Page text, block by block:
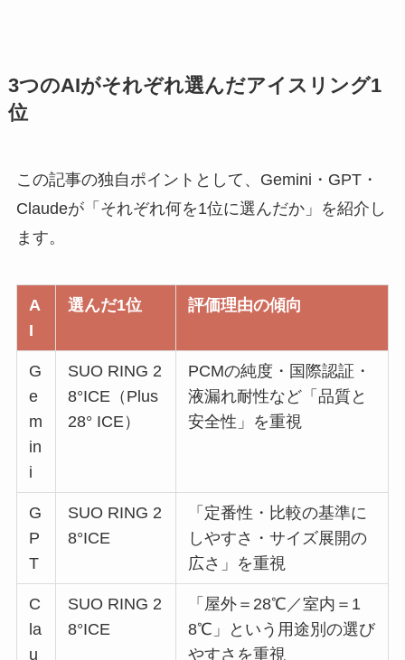
3つのAIがそれぞれ選んだアイスリング1
位
この記事の独自ポイントとして、Gemini・GPT・
Claudeが「それぞれ何を1位に選んだか」を紹介し
ます。
A
I
選んだ1位 評価理由の傾向
G
e
m
in
i
SUO RING 2
8°ICE（Plus
28° ICE）
PCMの純度・国際認証・
液漏れ耐性など「品質と
安全性」を重視
G
P
T
SUO RING 2
8°ICE
「定番性・比較の基準に
しやすさ・サイズ展開の
広さ」を重視
C
la
u
SUO RING 2
8°ICE
「屋外＝28℃／室内＝1
8℃」という用途別の選び
やすさを重視